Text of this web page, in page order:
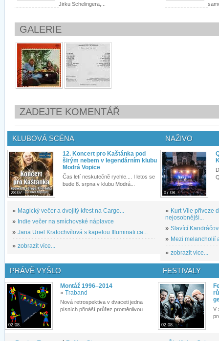
Jirku Schelingera,...
GALERIE
ZADEJTE KOMENTÁŘ
KLUBOVÁ SCÉNA
28.07.
12. Koncert pro Kaštánka pod
širým nebem v legendárním klubu
Modrá Vopice
Čas letí neskutečně rychle.... I letos se
bude 8. srpna v klubu Modrá...
» Magický večer a dvojitý křest na Cargo...
» Indie večer na smíchovské náplavce
» Jana Uriel Kratochvílová s kapelou Illuminati.ca...
» zobrazit více...
NAŽIVO
07.08.
» Kurt Vile přiveze
nejosobnější...
» Slavící
» Mezi melancholií
» zobrazit více...
PRÁVĚ VYŠLO
02.08.
Montáž 1996–2014
» Traband
Nová retrospektiva v dvaceti jedna
písních přináší průřez proměnlivou...
FESTIVALY
02.08.
V